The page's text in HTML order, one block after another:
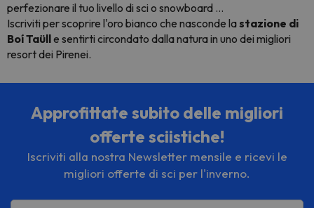
perfezionare il tuo livello di sci o snowboard ...
Iscriviti per scoprire l'oro bianco che nasconde lastazione di
Boí Taülle sentirti circondato dalla natura in uno dei migliori
resort dei Pirenei.
Approfittate subito delle migliori
offerte sciistiche!
Iscriviti alla nostra Newsletter mensile e ricevi le
migliori offerte di sci per l'inverno.